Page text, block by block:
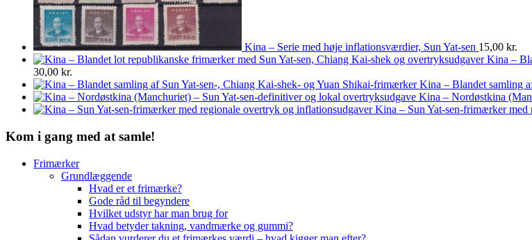
Kina – Serie med høje inflationsværdier, Sun Yat-sen 15,00 kr.
Kina –
30,00 kr.
Kina – Blandet samling
Kina – Nordøstkina
Kina – Sun Yat-sen-frimærker
Kom i gang med at samle!
Frimærker
Grundlæggende
Hvad er et frimærke?
Gode råd til begyndere
Hvilket udstyr har man brug for
Hvad betyder takning, vandmærke og gummi?